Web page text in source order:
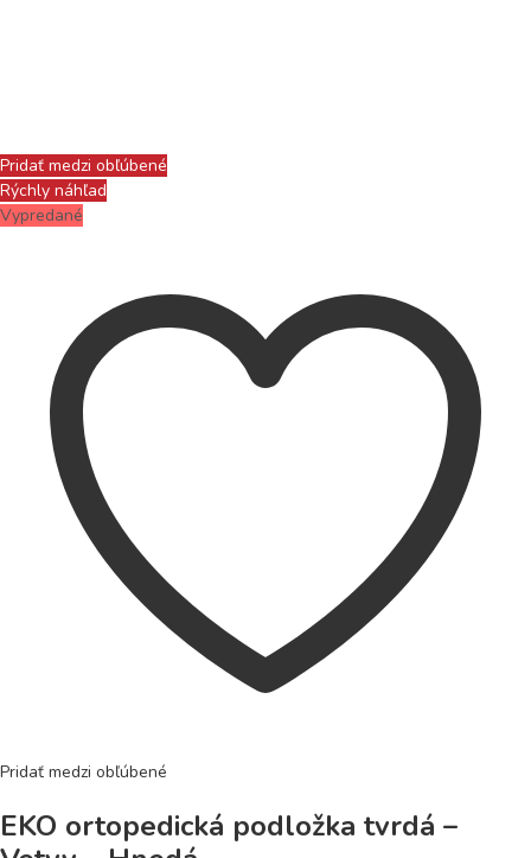
Pridať medzi obľúbené
Rýchly náhľad
Vypredané
Pridať medzi obľúbené
EKO ortopedická podložka tvrdá –